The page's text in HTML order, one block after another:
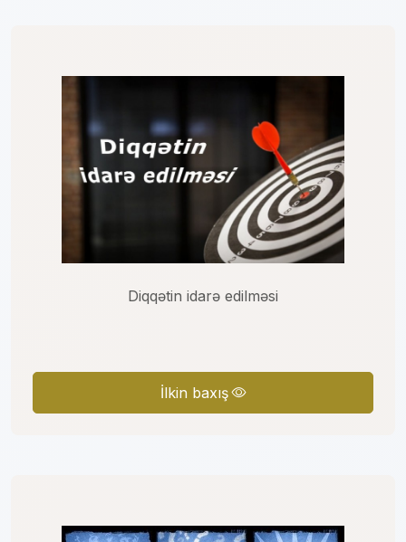
Diqqətin idarə edilməsi
İlkin baxış